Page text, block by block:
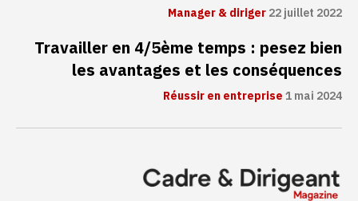
Manager & diriger22 juillet 2022
Travailler en 4/5ème temps : pesez bien
les avantages et les conséquences
Réussir en entreprise1 mai 2024